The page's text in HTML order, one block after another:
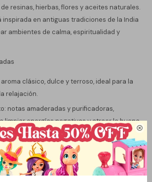

resinas, hierbas, flores y aceites naturales.
inspirada en antiguas tradiciones de la India
ambientes de calma, espiritualidad y
clásico, dulce y terroso, ideal para la
relajación.
notas amaderadas y purificadoras,
limpiar energías negativas y atraer la buena
fragancia cálida, suave y mística, que
y la paz interior.
aroma profundo, intenso y terroso, asociado